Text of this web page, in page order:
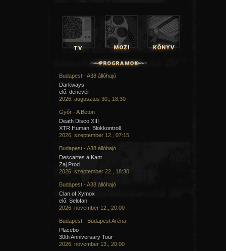
Budapest - A38 állóhajó
Darkways
elő: denevér
2026. augusztus 30., 18:30
Győr - A Beton
Death Disco XIII
XTR Human, Blokkontroll
2026. szeptember 12., 07:15
Budapest - A38 állóhajó
Descartes a Kant
Zaj Prod.
2026. szeptember 22., 18:30
Budapest - A38 állóhajó
Clan of Xymox
elő: Selofan
2026. november 12., 20:00
Budapest - Budapest Aréna
Placebo
30th Anniversary Tour
2026. november 13., 20:00